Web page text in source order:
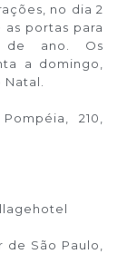
no dia 2
portas para
ano. Os
a domingo,
Natal.
210,
de São Paulo,